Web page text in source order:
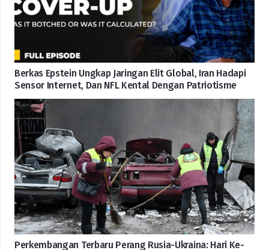
Berkas Epstein Ungkap Jaringan Elit Global, Iran Hadapi
Sensor Internet, Dan NFL Kental Dengan Patriotisme
Perkembangan Terbaru Perang Rusia-Ukraina: Hari Ke-